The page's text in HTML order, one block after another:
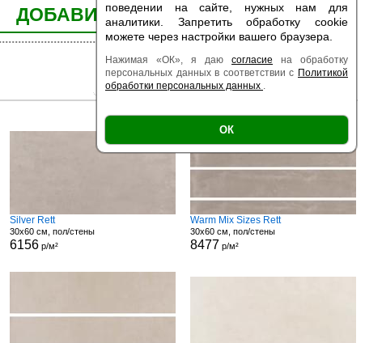
поведении на сайте, нужных нам для
аналитики. Запретить обработку cookie
можете через настройки вашего браузера.
Нажимая «ОК», я даю согласие на обработку
персональных данных в соответствии с Политикой
обработки персональных данных .
ОК
ДОБАВИТЬ В КОРЗИНУ
Есть образец | Поверхность |
Silver Rett
30x60 см, пол/стены
6156р/м²
Warm Mix Sizes Rett
30x60 см, пол/стены
8477 р/м²